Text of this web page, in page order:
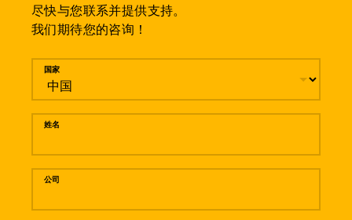
尽快与您联系并提供支持。
我们期待您的咨询！
留言
国家
姓名
公司